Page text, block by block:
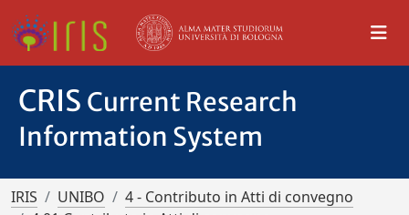
CRIS Current Research
Information System
IRIS UNIBO
4 - Contributo in Atti di convegno